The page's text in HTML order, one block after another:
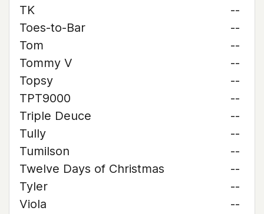
TK
--
Toes-to-Bar
--
Tom
--
Tommy V
--
Topsy
--
TPT9000
--
Triple Deuce
--
Tully
--
Tumilson
--
Twelve Days of Christmas
--
Tyler
--
Viola
--